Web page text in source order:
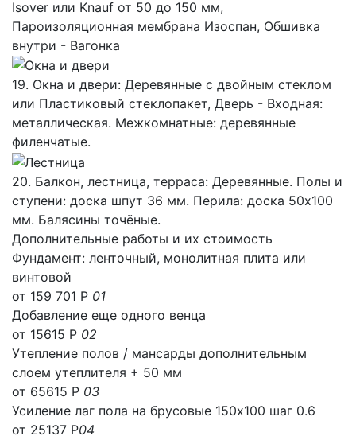
Isover или Knauf от 50 до 150 мм,
Пароизоляционная мембрана Изоспан, Обшивка
внутри - Вагонка
19. Окна и двери: Деревянные с двойным стеклом
или Пластиковый стеклопакет, Дверь - Входная:
металлическая. Межкомнатные: деревянные
филенчатые.
20. Балкон, лестница, терраса: Деревянные. Полы и
ступени: доска шпут 36 мм. Перила: доска 50х100
мм. Балясины точёные.
Дополнительные работы и их стоимость
Фундамент: ленточный, монолитная плита или
винтовой
от 159 701 Р 01
Добавление еще одного венца
от 15615 Р 02
Утепление полов / мансарды дополнительным
слоем утеплителя + 50 мм
от 65615 Р 03
Усиление лаг пола на брусовые 150х100 шаг 0.6
от 25137 Р04